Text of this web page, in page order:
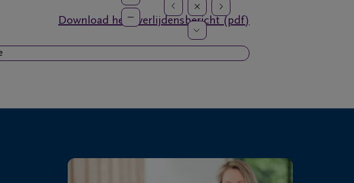
Download het overlijdensbericht (pdf)